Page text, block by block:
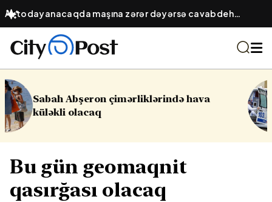
Avtodayanacaqda maşına zərər dəyərsə cavabdeh
kimdir? – Obyekt sahibinin hüquqi öhdəliyi
16 yaşlı yeniyetmə öldü,
Bu gün geomaqnit
qasırğası olacaq